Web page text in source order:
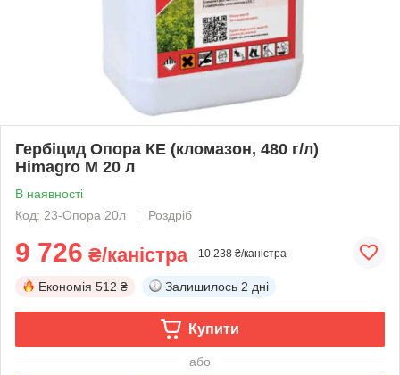
Гербіцид Опора КЕ (кломазон, 480 г/л)
Himagro M 20 л
В наявності
Код: 23-Опора 20л
Роздріб
9 726 ₴/каністра 10 238 ₴/каністра
Економія 512 ₴ Залишилось 2 дні
Купити
або